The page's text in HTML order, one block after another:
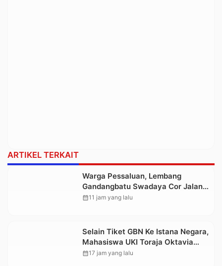
ARTIKEL TERKAIT
Warga Pessaluan, Lembang
Gandangbatu Swadaya Cor Jalan
Kabupaten
calendar_month11 jam yang lalu
Selain Tiket GBN Ke Istana Negara,
Mahasiswa UKI Toraja Oktavia
juga Lolos ke Pekan Seni
calendar_month17 jam yang lalu